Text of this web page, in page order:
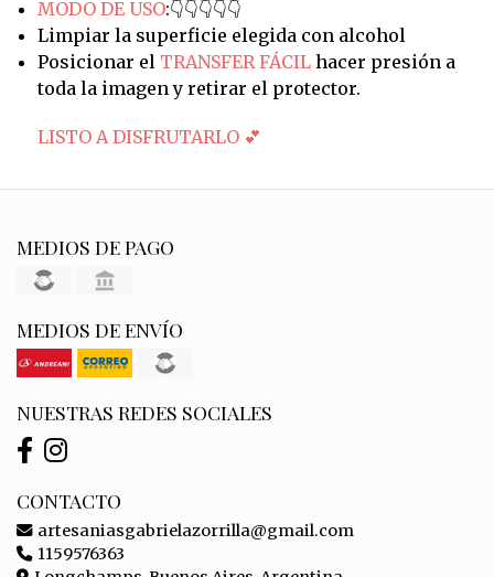
MODO DE USO:👇👇👇👇👇
Limpiar la superficie elegida con alcohol
Posicionar el TRANSFER FÁCILhacer presión a
toda la imagen y retirar el protector.
LISTO A DISFRUTARLO 💕
MEDIOS DE PAGO
MEDIOS DE ENVÍO
NUESTRAS REDES SOCIALES
CONTACTO
artesaniasgabrielazorrilla@gmail.com
1159576363